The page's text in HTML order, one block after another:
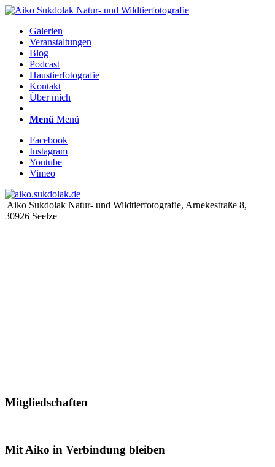
Galerien
Veranstaltungen
Blog
Podcast
Haustierfotografie
Kontakt
Über mich
Menü Menü
Facebook
Instagram
Youtube
Vimeo
Aiko Sukdolak Natur- und Wildtierfotografie, Arnekestraße 8,
30926 Seelze
Mitgliedschaften
Mit Aiko in Verbindung bleiben